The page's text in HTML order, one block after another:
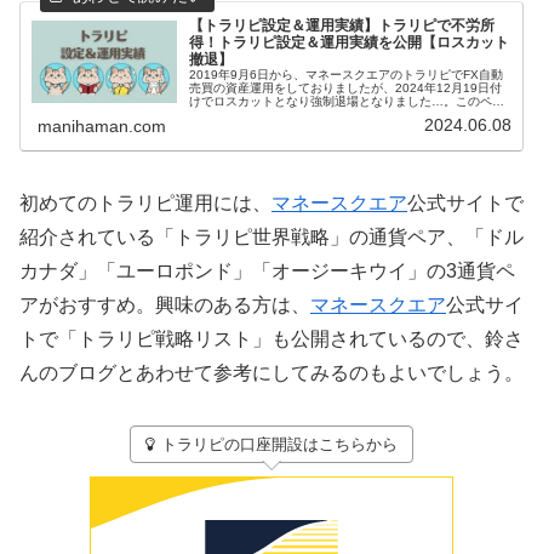
【トラリピ設定＆運用実績】トラリピで不労所
得！トラリピ設定＆運用実績を公開【ロスカット
撤退】
2019年9月6日から、マネースクエアのトラリピでFX自動
売買の資産運用をしておりましたが、2024年12月19日付
けでロスカットとなり強制退場となりました…。このペー
manihaman.com 2024.06.08
初めてのトラリピ運用には、 マネースクエア公式サイトで
紹介されている「トラリピ世界戦略」の通貨ペア、「ドル
カナダ」「ユーロポンド」「オージーキウイ」の3通貨ペ
アがおすすめ。興味のある方は、 マネースクエア公式サイ
トで「トラリピ戦略リスト」も公開されているので、鈴さ
んのブログとあわせて参考にしてみるのもよいでしょう。
トラリピの口座開設はこちらから